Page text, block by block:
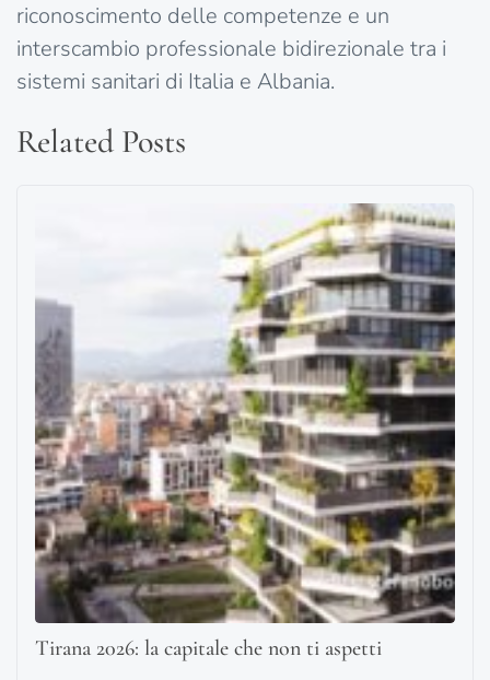
riconoscimento delle competenze e un
interscambio professionale bidirezionale tra i
sistemi sanitari di Italia e Albania.
Related Posts
Tirana 2026: la capitale che non ti aspetti